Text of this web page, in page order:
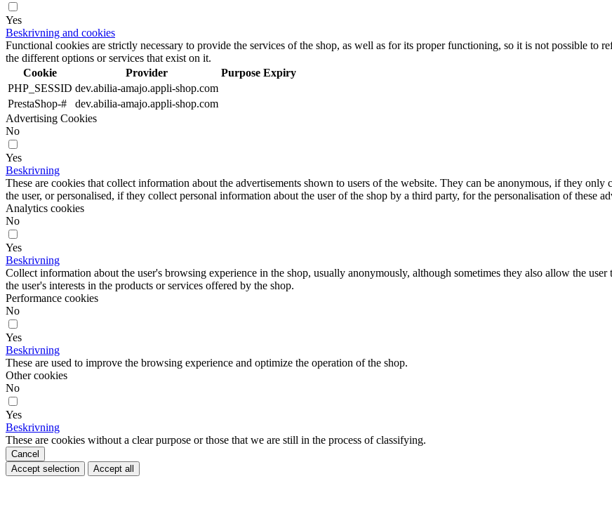
Yes
Beskrivning and cookies
Functional cookies are strictly necessary to provide the services of the shop, as well as for its proper functioning, so it is not possible to
the different options or services that exist on it.
Cookie
Provider Purpose Expiry
PHP_SESSID dev.abilia-amajo.appli-shop.com
PrestaShop-#
dev.abilia-amajo.appli-shop.com
Advertising Cookies
No
Yes
Beskrivning
These are cookies that collect information about the advertisements shown to users of the website. They can be anonymous, if they
the user, or personalised, if they collect personal information about the user of the shop by a third party, for the personalisation of these
Analytics cookies
No
Yes
Beskrivning
Collect information about the user's browsing experience in the shop, usually anonymously, although sometimes they also allow the
the user's interests in the products or services offered by the shop.
Performance cookies
No
Yes
Beskrivning
These are used to improve the browsing experience and optimize the operation of the shop.
Other cookies
No
Yes
Beskrivning
These are cookies without a clear purpose or those that we are still in the process of classifying.
Cancel
Accept selection
Accept all